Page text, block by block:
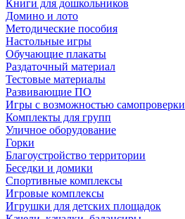
Книги для дошкольников
Домино и лото
Методические пособия
Настольные игры
Обучающие плакаты
Раздаточный материал
Тестовые материалы
Развивающие ПО
Игры с возможностью самопроверки
Комплекты для групп
Уличное оборудование
Горки
Благоустройство территории
Беседки и домики
Спортивные комплексы
Игровые комплексы
Игрушки для детских площадок